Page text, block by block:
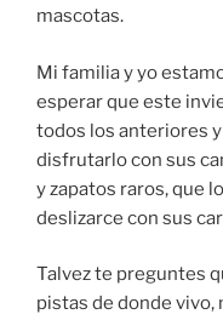
mascotas.
Mi familia y yo
esperar que este
todos los anteriores
disfrutarlo con sus
y zapatos raros, que
deslizarce con sus
Talvez te preguntes
pistas de donde vivo,